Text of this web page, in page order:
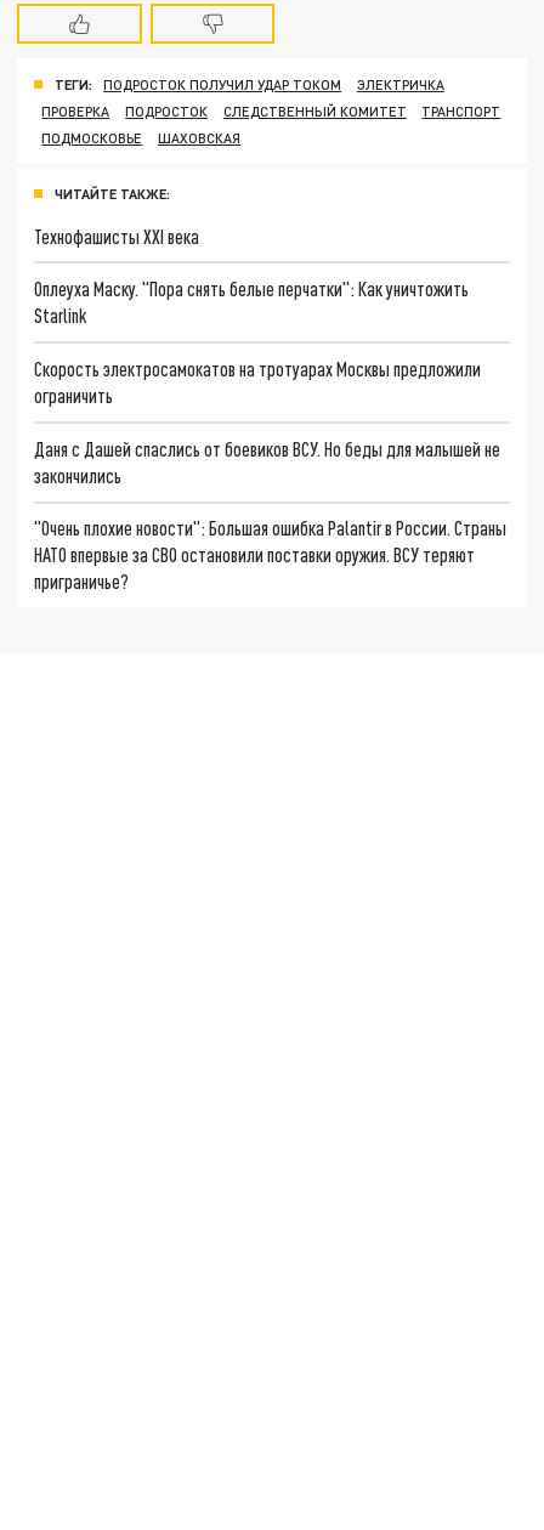
ТЕГИ: ПОДРОСТОК ПОЛУЧИЛ УДАР ТОКОМ
ЭЛЕКТРИЧКА
ПРОВЕРКА
ПОДРОСТОК СЛЕДСТВЕННЫЙ КОМИТЕТ
ТРАНСПОРТ
ПОДМОСКОВЬЕ
ШАХОВСКАЯ
ЧИТАЙТЕ ТАКЖЕ:
Технофашисты XXI века
Оплеуха Маску. "Пора снять белые перчатки": Как уничтожить
Starlink
Скорость электросамокатов на тротуарах Москвы предложили
ограничить
Даня с Дашей спаслись от боевиков ВСУ. Но беды для малышей не
закончились
"Очень плохие новости": Большая ошибка Palantir в России. Страны
НАТО впервые за СВО остановили поставки оружия. ВСУ теряют
приграничье?